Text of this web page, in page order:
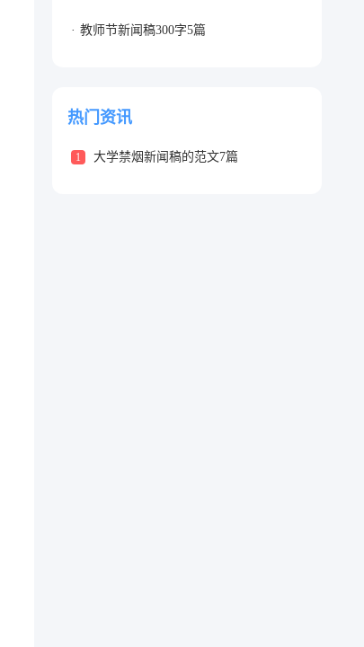
教师节新闻稿300字5篇
热门资讯
1 大学禁烟新闻稿的范文7篇